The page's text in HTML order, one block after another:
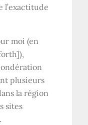
l’exactitude
moi (en
plusieurs
la région
sites